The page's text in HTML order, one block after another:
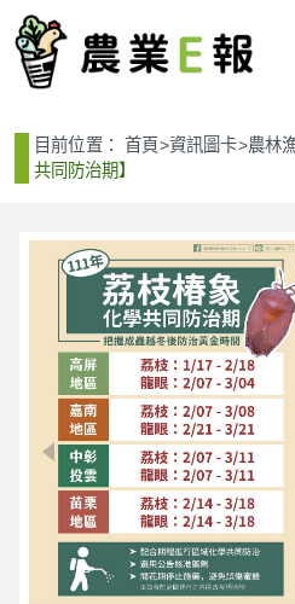
目前位置：首頁>資訊圖卡>農林
共同防治期】